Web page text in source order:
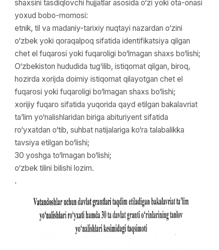
shaxsini tasdiqlovchi hujjatlar asosida o‘zi yoki ota-onasi
yoxud bobo-­momosi:
etnik, til va madaniy-tarixiy nuqtayi nazardan o‘zini
o‘zbek yoki qoraqalpoq sifatida identifikatsiya qilgan
chet el fuqarosi yoki fuqaroligi bo‘lmagan shaxs bo‘lishi;
O‘zbekiston hududida tug‘ilib, istiqomat qilgan, biroq,
hozirda xorijda doimiy istiqomat qilayotgan chet el
fuqarosi yoki fuqaroligi bo‘lmagan shaxs bo‘lishi;
xorijiy fuqaro sifatida yuqorida qayd etilgan bakalavriat
ta’lim yo‘nalishlaridan biriga abituriyent sifatida
ro‘yxatdan o‘tib, suhbat natijalariga ko‘ra talabalikka
tavsiya etilgan bo‘lishi;
30 yoshga to‘lmagan bo‘lishi;
o‘zbek tilini bilishi lozim.
.